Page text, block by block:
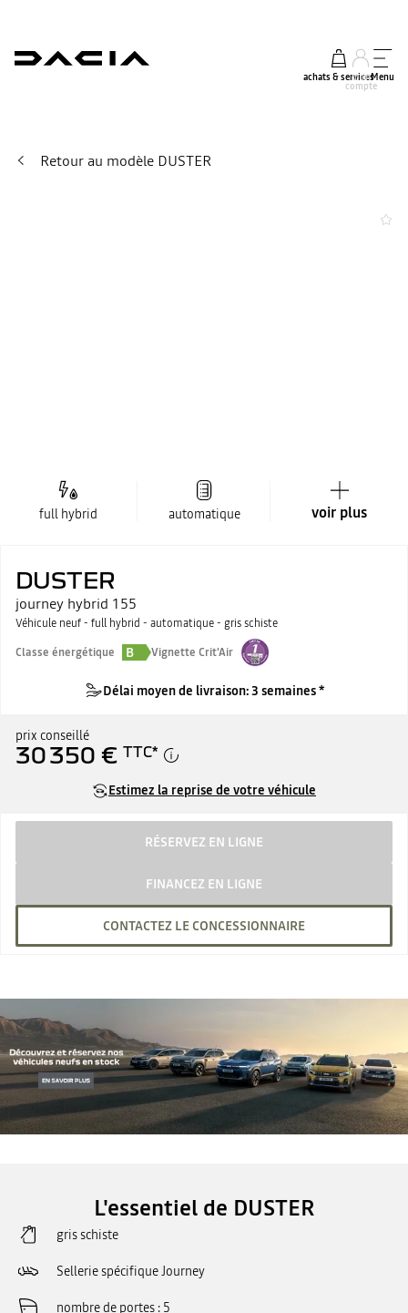
achats & services
mon
compte
Menu
Retour au modèle DUSTER
full hybrid automatique voir plus
DUSTER
journey hybrid 155
Véhicule neuf - full hybrid - automatique - gris schiste
Classe énergétique
B Vignette Crit'Air
Délai moyen de livraison: 3 semaines *
prix conseillé
30 350 € TTC*
Estimez la reprise de votre véhicule
RÉSERVEZ EN LIGNE
FINANCEZ EN LIGNE
CONTACTEZ LE CONCESSIONNAIRE
L'essentiel de DUSTER
gris schiste
Sellerie spécifique Journey
nombre de portes 5